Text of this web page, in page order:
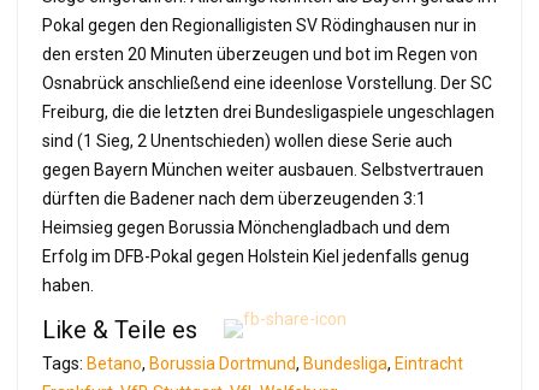
Pokal gegen den Regionalligisten SV Rödinghausen nur in
den ersten 20 Minuten überzeugen und bot im Regen von
Osnabrück anschließend eine ideenlose Vorstellung. Der SC
Freiburg, die die letzten drei Bundesligaspiele ungeschlagen
sind (1 Sieg, 2 Unentschieden) wollen diese Serie auch
gegen Bayern München weiter ausbauen. Selbstvertrauen
dürften die Badener nach dem überzeugenden 3:1
Heimsieg gegen Borussia Mönchengladbach und dem
Erfolg im DFB-Pokal gegen Holstein Kiel jedenfalls genug
haben.
Like & Teile es
Tags: Betano, Borussia Dortmund, Bundesliga, Eintracht